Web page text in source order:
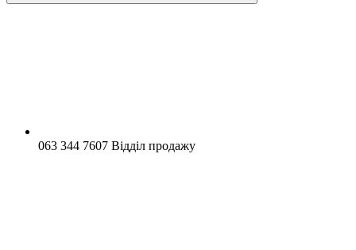
063 344 7607 Відділ продажу